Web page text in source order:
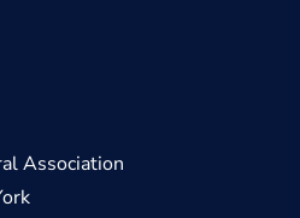
Association